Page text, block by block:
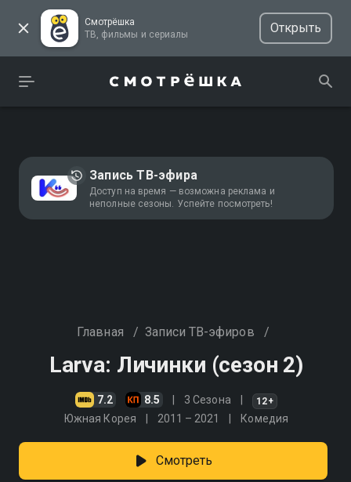
Смотрёшка
ТВ, фильмы и сериалы
Открыть
Запись ТВ-эфира
Доступ на время — возможна реклама и
неполные сезоны. Успейте посмотреть!
Главная / Записи ТВ-эфиров /
Larva: Личинки (сезон 2)
7.2 8.5 3 Сезона 12+
Южная Корея 2011 – 2021 Комедия
Смотреть